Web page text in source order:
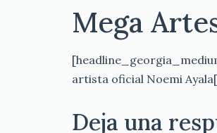
Mega
artista oficial Noemi
Deja una